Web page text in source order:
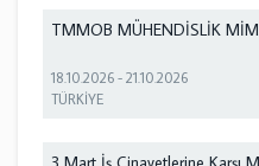
TMMOB MÜHENDİSLİK
18.10.2026 -21.10.2026
TÜRKİYE